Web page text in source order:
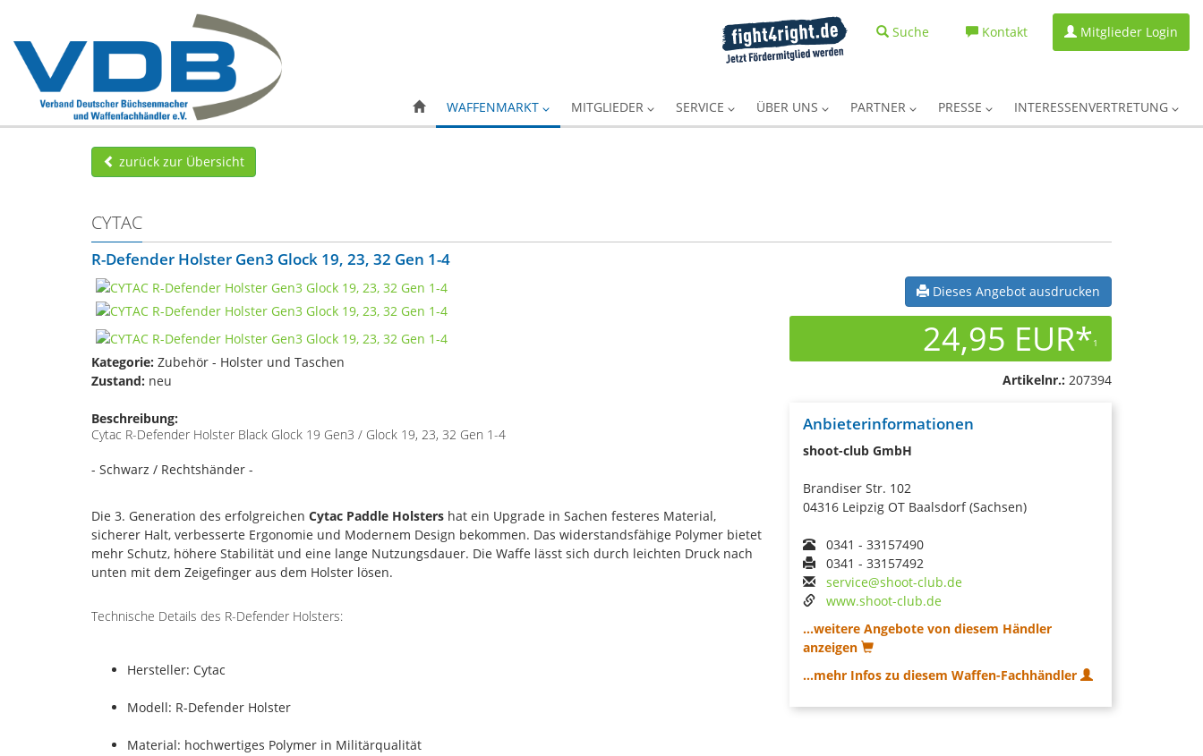
Suche Kontakt Mitglieder Login
WAFFENMARKT MITGLIEDER SERVICE ÜBER UNS PARTNER PRESSE INTERESSENVERTRETUNG
zurück zur Übersicht
CYTAC
R-Defender Holster Gen3 Glock 19, 23, 32 Gen 1-4
Kategorie: Zubehör - Holster und Taschen
Zustand: neu
Beschreibung:
Cytac R-Defender Holster Black Glock 19 Gen3 / Glock 19, 23, 32 Gen 1-4
- Schwarz / Rechtshänder -
Die 3. Generation des erfolgreichen Cytac Paddle Holsters hat ein Upgrade in Sachen festeres Material,
sicherer Halt, verbesserte Ergonomie und Modernem Design bekommen. Das widerstandsfähige Polymer bietet
mehr Schutz, höhere Stabilität und eine lange Nutzungsdauer. Die Waffe lässt sich durch leichten Druck nach
unten mit dem Zeigefinger aus dem Holster lösen.
Technische Details des R-Defender Holsters:
Hersteller: Cytac
Modell: R-Defender Holster
Material: hochwertiges Polymer in Militärqualität
Dieses Angebot ausdrucken
24,95 EUR*1
Artikelnr.: 207394
Anbieterinformationen
shoot-club GmbH
Brandiser Str. 102
04316 Leipzig OT Baalsdorf (Sachsen)
0341 - 33157490
0341 - 33157492
service@shoot-club.de
www.shoot-club.de
...weitere Angebote von diesem Händler
anzeigen
...mehr Infos zu diesem Waffen-Fachhändler